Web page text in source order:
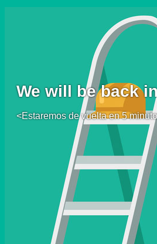
We will be back
<Estaremos de vuelta en 5